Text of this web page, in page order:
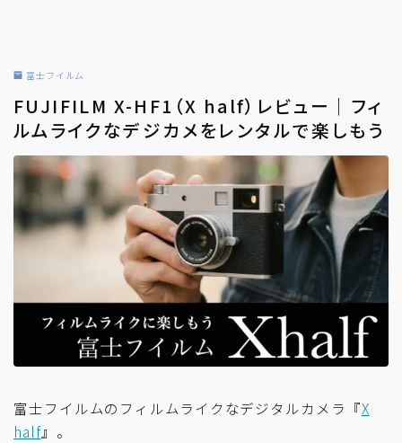
富士フイルム
FUJIFILM X-HF1（X half）レビュー｜フィ
ルムライクなデジカメをレンタルで楽しもう
富士フイルムのフィルムライクなデジタルカメラ『X
half』。